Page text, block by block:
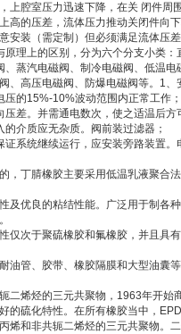
上腔室压力迅速下降，在关 闭件
高的压差，流体压力推动关闭件向下
安装（需定制）但必须满足流体压差
理上的区别，分为六个分支小类
蒸汽电磁阀、制冷电磁阀、低温
、高压电磁阀、防爆电磁阀等。1
的15%-10%波动范围内正常工作；
差。并需通电数次，使之适温后方
介质应无杂质。阀前装过滤器；
系统继续运行，应安装旁路装置。
，丁腈橡胶主要采用低温乳液聚合
及优良的粘结性能。广泛用于制各
仅次于聚硫橡胶和氟橡胶，并且具
油管、胶带、橡胶隔膜和大型油囊
二烯烃的三元共聚物，1963年开
的硫化特性。在所有橡胶当中，
烯和非共轭二烯烃的三元共聚物。